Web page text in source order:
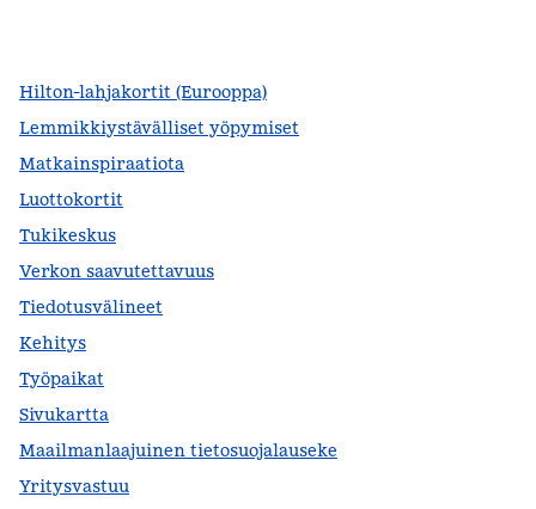
Hilton-lahjakortit (Eurooppa)
Lemmikkiystävälliset yöpymiset
Matkainspiraatiota
Luottokortit
Tukikeskus
Verkon saavutettavuus
Tiedotusvälineet
Kehitys
Työpaikat
Sivukartta
Maailmanlaajuinen tietosuojalauseke
Yritysvastuu